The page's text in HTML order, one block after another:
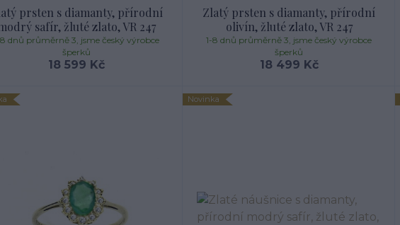
prsten s diamanty, přírodní
safír, žluté zlato, VR 247
18 599 Kč
8 dnů průměrně 3, jsme český výrobce
šperků
Zlatý prsten s diamanty, přírodní
olivín, žluté zlato, VR 247
18 499 Kč
1-8 dnů průměrně 3, jsme český výrobce
šperků
Novinka